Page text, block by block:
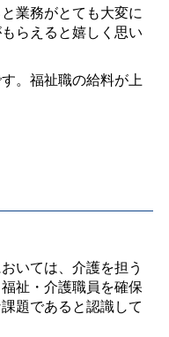
業務がとても大変に
らえると嬉しく思い
。福祉職の給料が上
いては、介護を担う
祉・介護職員を確保
題であると認識して